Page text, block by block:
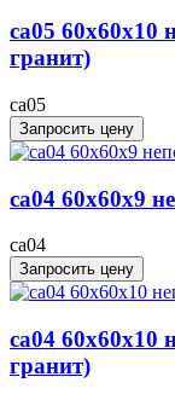
ca05 60x60x10
гранит)
ca05
Запросить цену
ca04 60x60x9
ca04
Запросить цену
ca04 60x60x10
гранит)